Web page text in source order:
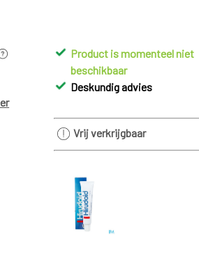
Product is momenteel niet
beschikbaar
Deskundig advies
Vrij verkrijgbaar